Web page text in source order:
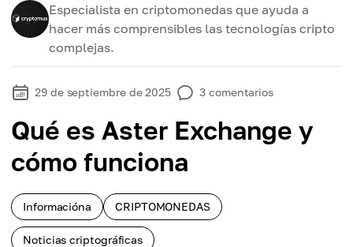
Especialista en criptomonedas que ayuda a
hacer más comprensibles las tecnologías cripto
complejas.
29 de septiembre de 2025 3 comentarios
Qué es Aster Exchange y
cómo funciona
Informacióna CRIPTOMONEDAS
Noticias criptográficas